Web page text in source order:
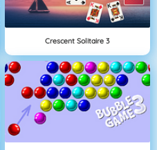
Crescent Solitaire 3